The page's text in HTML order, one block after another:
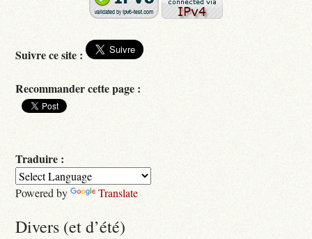
Suivre ce site :
Recommander cette page :
Traduire :
Powered by Translate
Divers (et d’été)